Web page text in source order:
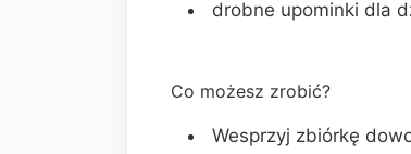
drobne upominki dla
Co możesz zrobić?
Wesprzyj zbiórkę